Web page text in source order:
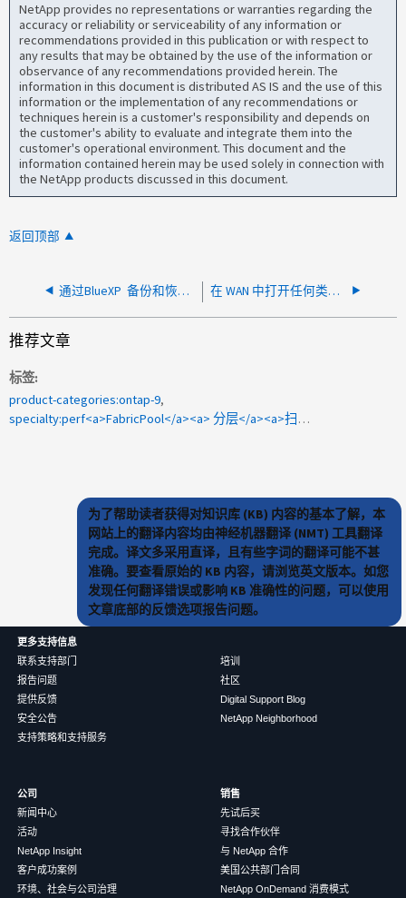
NetApp provides no representations or warranties regarding the
accuracy or reliability or serviceability of any information or
recommendations provided in this publication or with respect to
any results that may be obtained by the use of the information or
observance of any recommendations provided herein. The
information in this document is distributed AS IS and the use of this
information or the implementation of any recommendations or
techniques herein is a customer's responsibility and depends on
the customer's ability to evaluate and integrate them into the
customer's operational environment. This document and the
information contained herein may be used solely in connection with
the NetApp products discussed in this document.
返回顶部
通过BlueXP 备份和恢复对多个或小文件执行还原时速度较慢 在 WAN 中打开任何类型的 Microsoft Office 文件都很慢
推荐文章
标签
product-categories:ontap-9
specialty:perf<a>FabricPool</a><a> 分层</a><a>扫描程序</a><a>cDOT</a><a>高工作负载</a>
为了帮助读者获得对知识库 (KB) 内容的基本了解，本
网站上的翻译内容均由神经机器翻译 (NMT) 工具翻译
完成。译文多采用直译，且有些字词的翻译可能不甚
准确。要查看原始的 KB 内容，请浏览英文版本。如您
发现任何翻译错误或影响 KB 准确性的问题，可以使用
文章底部的反馈选项报告问题。
更多支持信息
联系支持部门
报告问题
提供反馈
安全公告
支持策略和支持服务
培训
社区
Digital Support Blog
NetApp Neighborhood
公司
新闻中心
活动
NetApp Insight
客户成功案例
环境、社会与公司治理
销售
先试后买
寻找合作伙伴
与 NetApp 合作
美国公共部门合同
NetApp OnDemand 消费模式